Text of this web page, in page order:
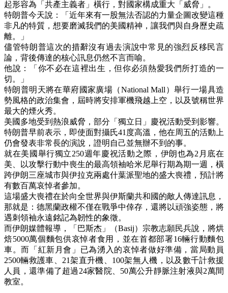
起形容為「共產主義者」橫行，對國家構成重大「威脅」。
特朗普今天說：「近年來有一股無法否認的力量企圖改變這種
非凡的特質，想要磨滅我們的美國精神，讓我們與自身歷史疏
離。」
儘管特朗普這次的措辭沒有過去演說中常見的強烈反移民言
論，背後傳達的核心訊息仍然不言而喻。
他說：「你不必在這裡出生，但你必須熱愛我們所打造的一
切。」
特朗普明天將在華府國家廣場（National Mall）舉行一場具造
勢風格的政治集會，屆時將安排軍機飛越上空，以及號稱世界
最大的煙火秀。
美國多地受到熱浪威脅，部分「獨立日」慶祝活動受到影響。
特朗普早前表示，即使面對攝氏41度高溫，他在周五的活動上
仍會發表非常長的演說，證明自己並無辦不到的事。
就在美國舉行獨立250週年慶祝活動之際，伊朗也為2月底在
美、以攻擊行動中喪生的最高領袖哈米尼舉行期為期一週，橫
跨伊朗三座城市與伊拉克兩處什葉派聖地的盛大喪禮，預計將
有數百萬哀悼者參加。
這場盛大喪禮在於向全世界與伊斯蘭共和國的敵人傳達訊息，
那就是：德黑蘭政權不僅在戰爭中倖存，還將以頑強姿態，將
遇刺領袖永遠銘記為韌性的象徵。
而伊朗媒體報導，「巴斯杰」（Basij）宗教志願民兵說，將烘
焙5000萬個麵包供哀悼者食用，並在首都部署16輛行動麵包
車。而「紅新月會」已為湧入的哀悼者做好準備，當局動員
2500輛救護車、21架直升機、100架無人機，以及數千計救援
人員，還準備了超過24家醫院、50萬公升靜脈注射液與2萬間
教室。